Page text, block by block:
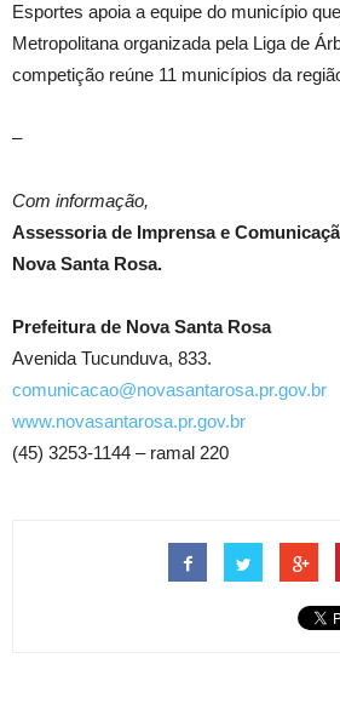
Esportes apoia a equipe do município
Metropolitana organizada pela Liga de
competição reúne 11 municípios da
–
Com informação,
Assessoria de Imprensa e
Nova Santa Rosa.
Prefeitura de Nova Santa Rosa
Avenida Tucunduva, 833.
comunicacao@novasantarosa.pr.gov.br
www.novasantarosa.pr.gov.br
(45) 3253-1144 – ramal 220